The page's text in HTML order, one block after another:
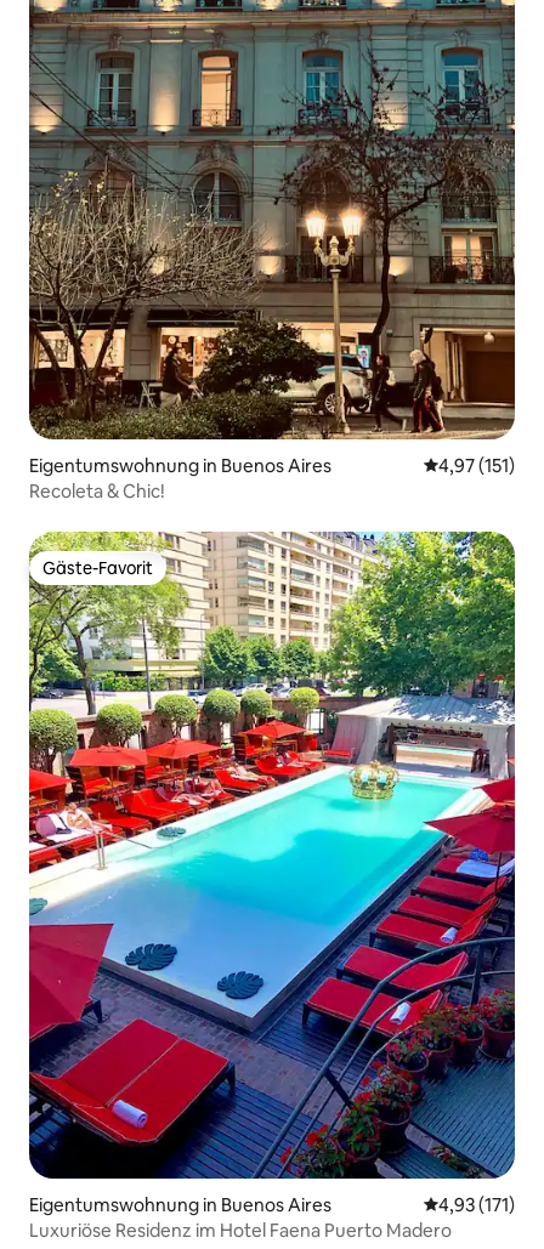
Eigentumswohnung in Buenos Aires
4,97 (151)
Recoleta & Chic!
Gäste-Favorit
Gäste-Favorit
Eigentumswohnung in Buenos Aires
4,93 (171)
Luxuriöse Residenz im Hotel Faena Puerto Madero